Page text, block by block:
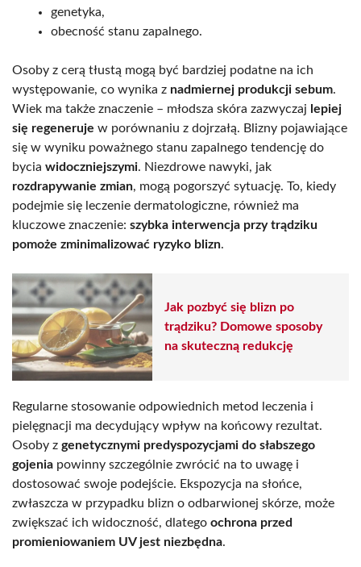
genetyka,
obecność stanu zapalnego.
Osoby z cerą tłustą mogą być bardziej podatne na ich
występowanie, co wynika z nadmiernej produkcji sebum.
Wiek ma także znaczenie – młodsza skóra zazwyczaj lepiej
się regeneruje w porównaniu z dojrzałą. Blizny pojawiające
się w wyniku poważnego stanu zapalnego tendencję do
bycia widoczniejszymi. Niezdrowe nawyki, jak
rozdrapywanie zmian, mogą pogorszyć sytuację. To, kiedy
podejmie się leczenie dermatologiczne, również ma
kluczowe znaczenie: szybka interwencja przy trądziku
pomoże zminimalizować ryzyko blizn.
Jak pozbyć się blizn po
trądziku? Domowe sposoby
na skuteczną redukcję
Regularne stosowanie odpowiednich metod leczenia i
pielęgnacji ma decydujący wpływ na końcowy rezultat.
Osoby z genetycznymi predyspozycjami do słabszego
gojenia powinny szczególnie zwrócić na to uwagę i
dostosować swoje podejście. Ekspozycja na słońce,
zwłaszcza w przypadku blizn o odbarwionej skórze, może
zwiększać ich widoczność, dlatego ochrona przed
promieniowaniem UV jest niezbędna.